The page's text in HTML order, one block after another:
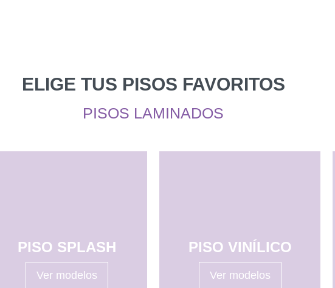
ELIGE TUS PISOS FAVORITOS
PISOS LAMINADOS
PISO SPLASH
Ver modelos
PISO VINÍLICO
Ver modelos